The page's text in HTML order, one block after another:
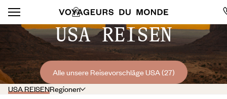
USA REISEN
Alle unsere Reisevorschläge USA (27)
USA REISENRegionen